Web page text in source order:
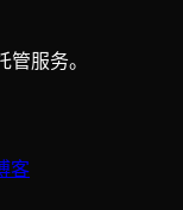
服务。
客